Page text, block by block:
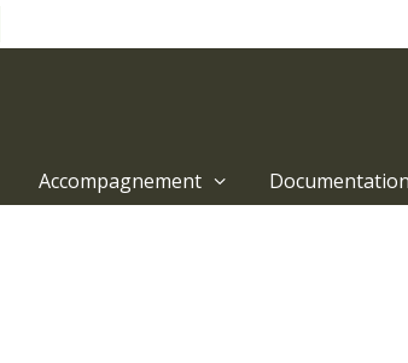
Accompagnement Documentation